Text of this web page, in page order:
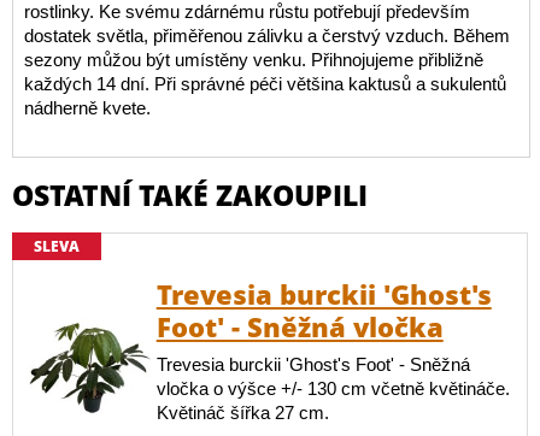
rostlinky. Ke svému zdárnému růstu potřebují především
dostatek světla, přiměřenou zálivku a čerstvý vzduch. Během
sezony můžou být umístěny venku. Přihnojujeme přibližně
každých 14 dní. Při správné péči většina kaktusů a sukulentů
nádherně kvete.
OSTATNÍ TAKÉ ZAKOUPILI
SLEVA
Trevesia burckii 'Ghost's
Foot' - Sněžná vločka
Trevesia burckii 'Ghost's Foot' - Sněžná
vločka o výšce +/- 130 cm včetně květináče.
Květináč šířka 27 cm.